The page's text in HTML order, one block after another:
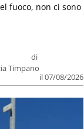
di
Timpano
il 07/08/2026
fuoco, non ci sono